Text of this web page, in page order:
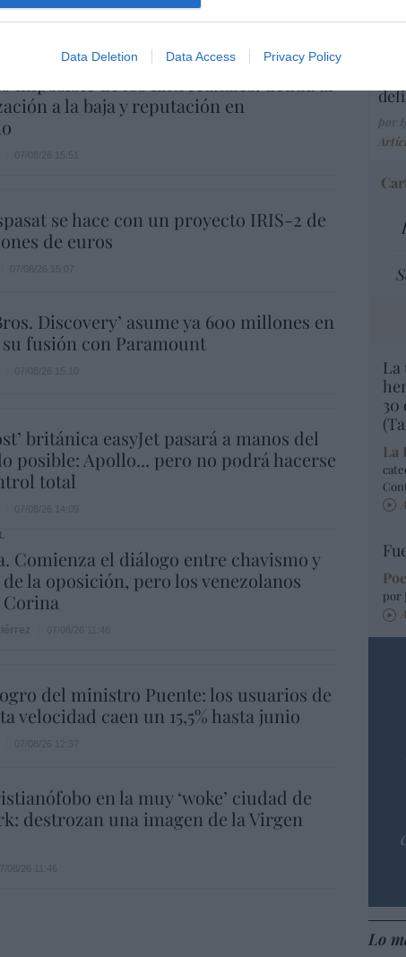
Data Deletion Data Access Privacy Policy
a la baja y reputación en
se hace con un proyecto IRIS-2 de
de euros
Discovery’ asume ya 600 millones en
su fusión con Paramount
británica easyJet pasará a manos del
posible: Apollo... pero no podrá hacerse
total
Comienza el diálogo entre chavismo y
la oposición, pero los venezolanos
del ministro Puente: los usuarios de
velocidad caen un 15,5% hasta junio
en la muy ‘woke’ ciudad de
destrozan una imagen de la Virgen
La
30
La
por
Lo